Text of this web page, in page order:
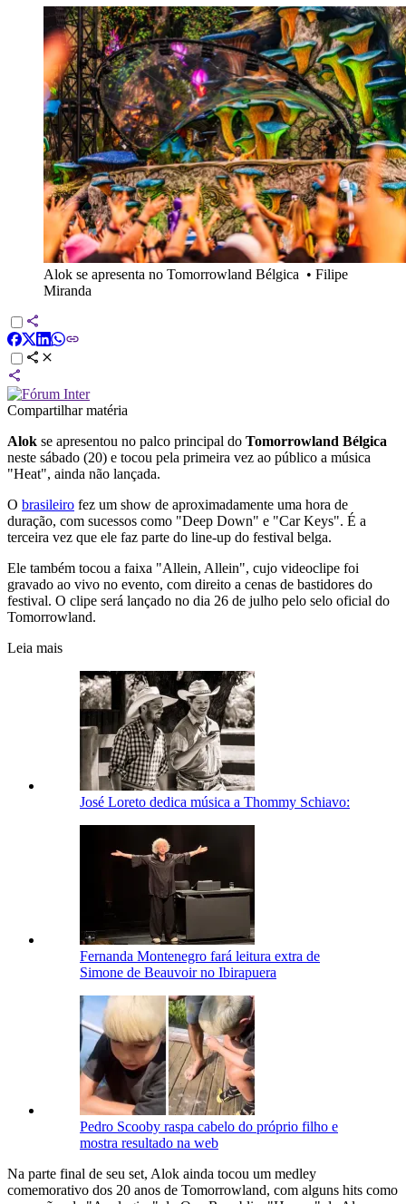
Alok se apresenta no Tomorrowland Bélgica • Filipe
Miranda
Compartilhar matéria
Alok se apresentou no palco principal do Tomorrowland Bélgica
neste sábado (20) e tocou pela primeira vez ao público a música
"Heat", ainda não lançada.
O brasileiro fez um show de aproximadamente uma hora de
duração, com sucessos como "Deep Down" e "Car Keys". É a
terceira vez que ele faz parte do line-up do festival belga.
Ele também tocou a faixa "Allein, Allein", cujo videoclipe foi
gravado ao vivo no evento, com direito a cenas de bastidores do
festival. O clipe será lançado no dia 26 de julho pelo selo oficial do
Tomorrowland.
Leia mais
José Loreto dedica música a Thommy Schiavo:
Fernanda Montenegro fará leitura extra de
Simone de Beauvoir no Ibirapuera
Pedro Scooby raspa cabelo do próprio filho e
mostra resultado na web
Na parte final de seu set, Alok ainda tocou um medley
comemorativo dos 20 anos de Tomorrowland, com alguns hits como